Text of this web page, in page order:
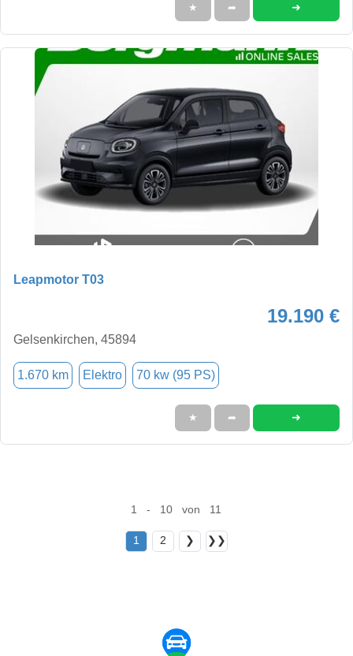
★ ➦ ➜
Leapmotor T03
19.190 €
Gelsenkirchen, 45894
1.670 km Elektro 70 kw (95 PS)
★ ➦ ➜
1 - 10 von 11
1 2 ❯ ❯❯